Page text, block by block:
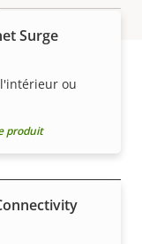
Oui
4.25 - 170
Surge
ou
produit